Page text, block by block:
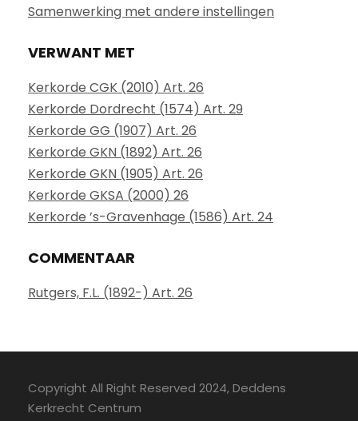
Samenwerking met andere instellingen
VERWANT MET
Kerkorde CGK (2010) Art. 26
Kerkorde Dordrecht (1574) Art. 29
Kerkorde GG (1907) Art. 26
Kerkorde GKN (1892) Art. 26
Kerkorde GKN (1905) Art. 26
Kerkorde GKSA (2000) 26
Kerkorde ’s-Gravenhage (1586) Art. 24
COMMENTAAR
Rutgers, F.L. (1892-) Art. 26
Copyright All Right Reserved 2024, Deddens
Kerkrecht Centrum